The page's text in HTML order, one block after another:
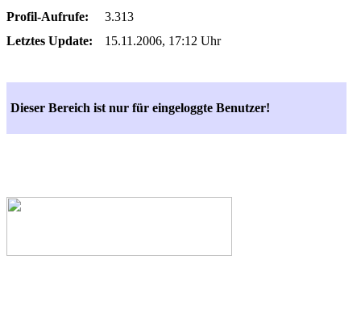
Profil-Aufrufe:
3.313
Letztes Update:
15.11.2006, 17:12 Uhr
Dieser Bereich ist nur für eingeloggte Benutzer!